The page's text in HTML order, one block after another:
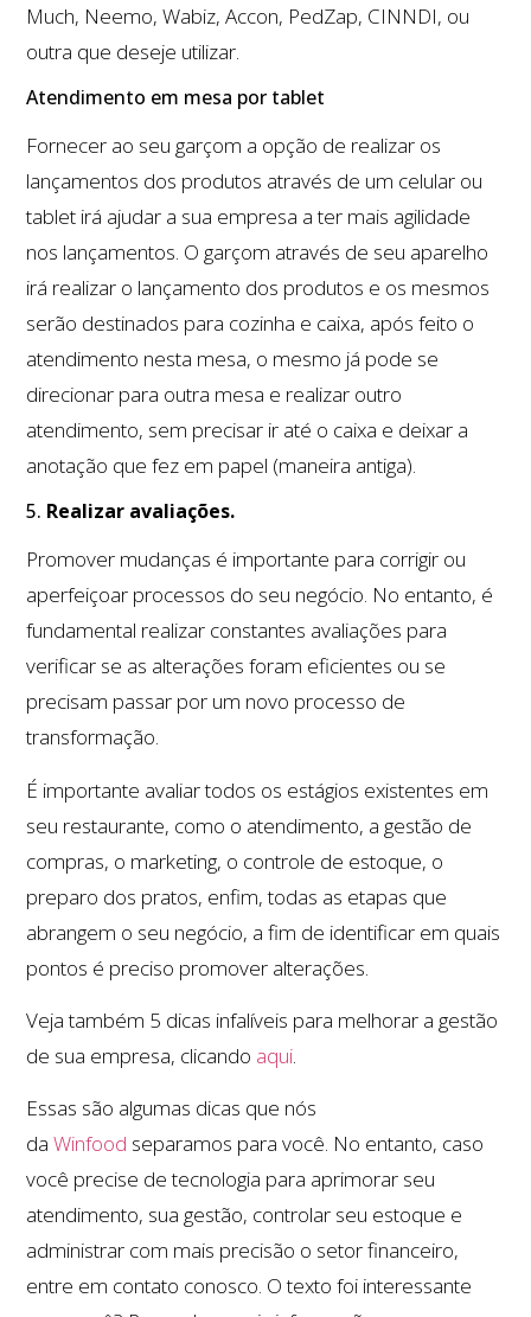
Much, Neemo, Wabiz, Accon, PedZap, CINNDI, ou
outra que deseje utilizar.
Atendimento em mesa por tablet
Fornecer ao seu garçom a opção de realizar os
lançamentos dos produtos através de um celular ou
tablet irá ajudar a sua empresa a ter mais agilidade
nos lançamentos. O garçom através de seu aparelho
irá realizar o lançamento dos produtos e os mesmos
serão destinados para cozinha e caixa, após feito o
atendimento nesta mesa, o mesmo já pode se
direcionar para outra mesa e realizar outro
atendimento, sem precisar ir até o caixa e deixar a
anotação que fez em papel (maneira antiga).
5. Realizar avaliações.
Promover mudanças é importante para corrigir ou
aperfeiçoar processos do seu negócio. No entanto, é
fundamental realizar constantes avaliações para
verificar se as alterações foram eficientes ou se
precisam passar por um novo processo de
transformação.
É importante avaliar todos os estágios existentes em
seu restaurante, como o atendimento, a gestão de
compras, o marketing, o controle de estoque, o
preparo dos pratos, enfim, todas as etapas que
abrangem o seu negócio, a fim de identificar em quais
pontos é preciso promover alterações.
Veja também 5 dicas infalíveis para melhorar a gestão
de sua empresa, clicando aqui.
Essas são algumas dicas que nós
daWinfood separamos para você. No entanto, caso
você precise de tecnologia para aprimorar seu
atendimento, sua gestão, controlar seu estoque e
administrar com mais precisão o setor financeiro,
entre em contato conosco. O texto foi interessante